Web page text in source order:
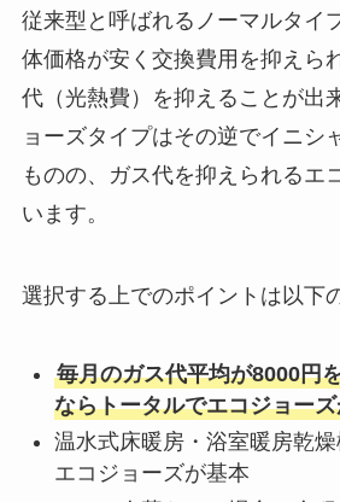
従来型と呼ばれるノーマルタイ
体価格が安く交換費用を抑えら
代（光熱費）を抑えることが出
ョーズタイプはその逆でイニシ
ものの、ガス代を抑えられるエ
います。
選択する上でのポイントは以下
毎月のガス代平均が8000円
ならトータルでエコジョー
温水式床暖房・浴室暖房乾
エコジョーズが基本